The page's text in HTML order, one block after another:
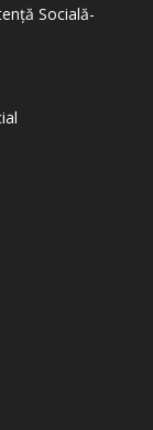
Socială-